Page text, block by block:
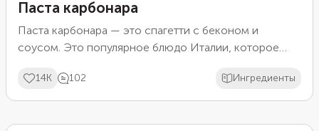
Паста карбонара
Паста карбонара — это спагетти с беконом и
соусом. Это популярное блюдо Италии, которое
результат получается потрясающим.
14K 102 Ингредиенты